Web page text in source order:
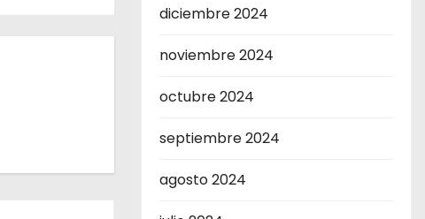
diciembre 2024
noviembre 2024
octubre 2024
septiembre 2024
agosto 2024